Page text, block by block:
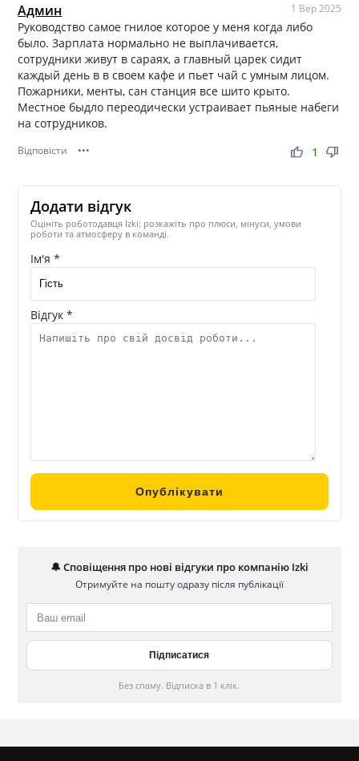
Админ 1 Вер 2025
Руководство самое гнилое которое у меня когда либо
было. Зарплата нормально не выплачивается,
сотрудники живут в сараях, а главный царек сидит
каждый день в в своем кафе и пьет чай с умным лицом.
Пожарники, менты, сан станция все шито крыто.
Местное быдло переодически устраивает пьяные набеги
на сотрудников.
Відповісти ••• thumb_up thumb_down
1
Додати відгук
Оцініть роботодавця Izki: розкажіть про плюси, мінуси, умови
роботи та атмосферу в команді.
Ім'я *
Відгук *
🔔 Сповіщення про нові відгуки про компанію Izki
Отримуйте на пошту одразу після публікації
Без спаму. Відписка в 1 клік.